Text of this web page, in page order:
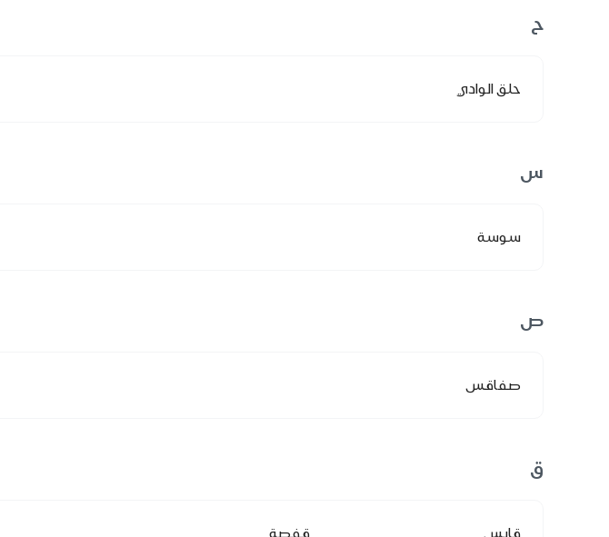
ح
حلق الوادي
س
سوسة
ص
صفاقس
ق
قابس قفصة